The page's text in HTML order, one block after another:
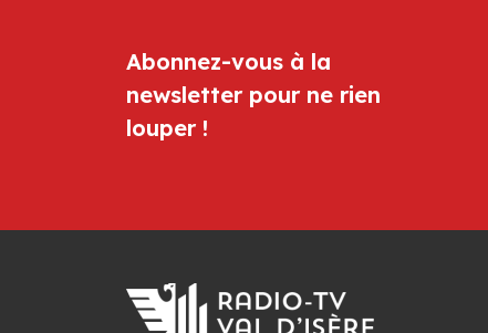
Abonnez-vous à la
newsletter pour ne rien
louper !